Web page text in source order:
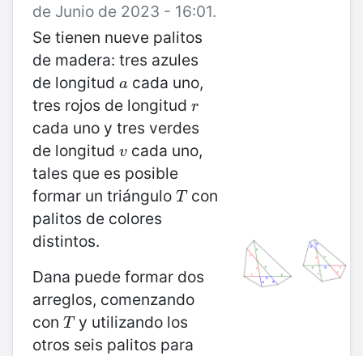
de Junio de 2023 - 16:01.
Se tienen nueve palitos
de madera: tres azules
de longitud a
a cada uno,
tres rojos de longitud r
r
cada uno y tres verdes
de longitud v
v cada uno,
tales que es posible
formar un triángulo T
Tcon
palitos de colores
distintos.
Dana puede formar dos
arreglos, comenzando
con T
Ty utilizando los
otros seis palitos para